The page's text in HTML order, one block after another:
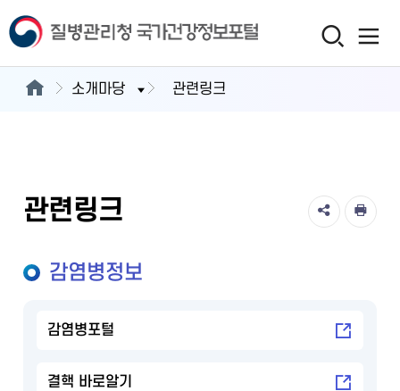
소개마당 관련링크
관련링크
감염병정보
감염병포털
결핵 바로알기